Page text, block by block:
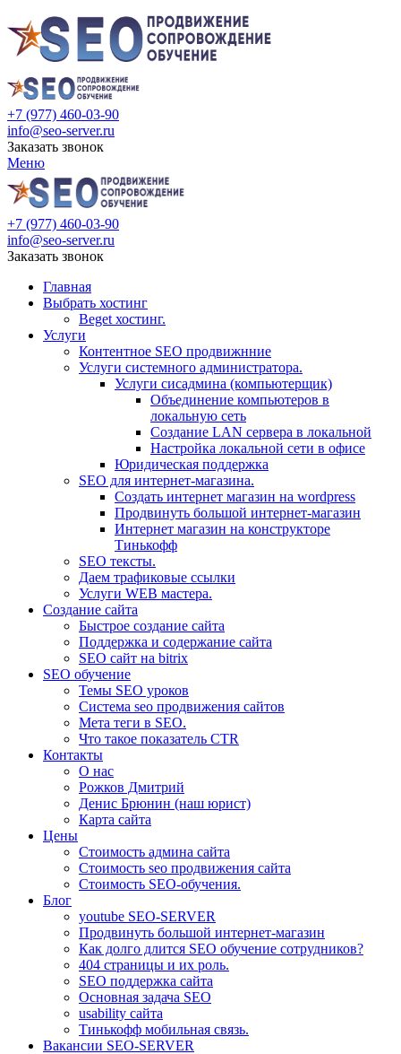
+7 (977) 460-03-90
info@seo-server.ru
Заказать звонок
Меню
+7 (977) 460-03-90
info@seo-server.ru
Заказать звонок
Главная
Выбрать хостинг
Beget хостинг.
Услуги
Контентное SEO продвижнние
Услуги системного администратора.
Услуги сисадмина (компьютерщик)
Объединение компьютеров в
локальную сеть
Создание LAN сервера в локальной
Настройка локальной сети в офисе
Юридическая поддержка
SEO для интернет-магазина.
Создать интернет магазин на wordpress
Продвинуть большой интернет-магазин
Интернет магазин на конструкторе
Тинькофф
SEO тексты.
Даем трафиковые ссылки
Услуги WEB мастера.
Создание сайта
Быстрое создание сайта
Поддержка и содержание сайта
SEO сайт на bitrix
SEO обучение
Темы SEO уроков
Система seo продвижения сайтов
Мета теги в SEO.
Что такое показатель CTR
Контакты
О нас
Рожков Дмитрий
Денис Брюнин (наш юрист)
Карта сайта
Цены
Стоимость админа сайта
Стоимость seo продвижения сайта
Стоимость SEO-обучения.
Блог
youtube SEO-SERVER
Продвинуть большой интернет-магазин
Как долго длится SEO обучение сотрудников?
404 страницы и их роль.
SEO поддержка сайта
Основная задача SEO
usability сайта
Тинькофф мобильная связь.
Вакансии SEO-SERVER